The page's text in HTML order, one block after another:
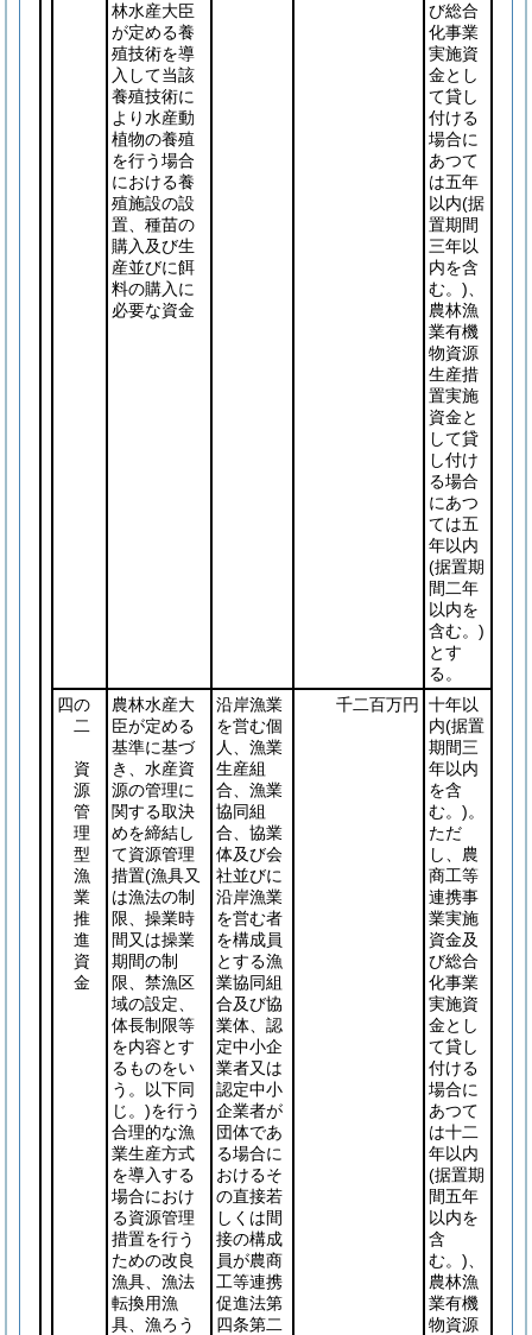
林水産大臣
が定める養
殖技術を導
入して当該
養殖技術に
より水産動
植物の養殖
を行う場合
における養
殖施設の設
置、種苗の
購入及び生
産並びに餌
料の購入に
必要な資金
び総合
化事業
実施資
金とし
て貸し
付ける
場合に
あつて
は五年
以内(据
置期間
三年以
内を含
む。)
農林漁
業有機
物資源
生産措
置実施
資金と
して貸
し付け
る場合
にあつ
ては五
年以内
(据置期
間二年
以内を
含む。)
とす
る。
四の
二
資
源
管
理
型
漁
業
推
進
資
金
農林水産大
臣が定める
基準に基づ
き、水産資
源の管理に
関する取決
めを締結し
て資源管理
措置(漁具又
は漁法の制
限、操業時
間又は操業
期間の制
限、禁漁区
域の設定、
体長制限等
を内容とす
るものをい
う。以下同
じ。)を行う
合理的な漁
業生産方式
を導入する
場合におけ
る資源管理
措置を行う
ための改良
漁具、漁法
転換用漁
具、漁ろう
沿岸漁業
を営む個
人、漁業
生産組
合、漁業
協同組
合、協業
体及び会
社並びに
沿岸漁業
を営む者
を構成員
とする漁
業協同組
合及び協
業体、認
定中小企
業者又は
認定中小
企業者が
団体であ
る場合に
おけるそ
の直接若
しくは間
接の構成
員が農商
工等連携
促進法第
四条第二
千二百万円
十年以
内(据置
期間三
年以内
を含
む。)。
ただ
し、農
商工等
連携事
業実施
資金及
び総合
化事業
実施資
金とし
て貸し
付ける
場合に
あつて
は十二
年以内
(据置期
間五年
以内を
含
む。)
農林漁
業有機
物資源